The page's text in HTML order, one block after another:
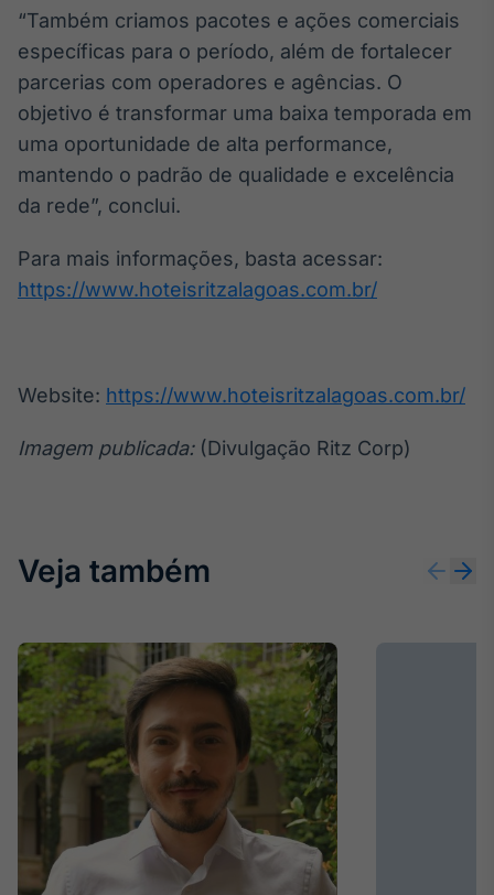
“Também criamos pacotes e ações comerciais
específicas para o período, além de fortalecer
parcerias com operadores e agências. O
objetivo é transformar uma baixa temporada em
uma oportunidade de alta performance,
mantendo o padrão de qualidade e excelência
da rede”, conclui.
Para mais informações, basta acessar:
https://www.hoteisritzalagoas.com.br/
Website: https://www.hoteisritzalagoas.com.br/
Imagem publicada:(Divulgação Ritz Corp)
Veja também